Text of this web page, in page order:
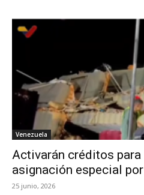
Venezuela
Activarán créditos
asignación especial
25 junio, 2026